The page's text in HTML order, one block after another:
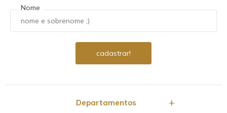
Nome
Departamentos